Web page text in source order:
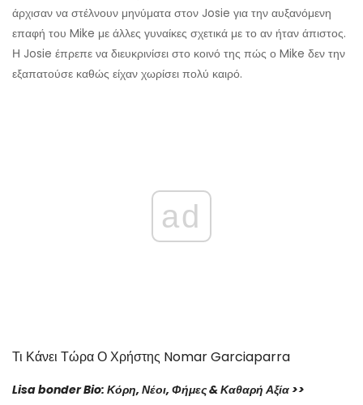
άρχισαν να στέλνουν μηνύματα στον Josie για την αυξανόμενη
επαφή του Mike με άλλες γυναίκες σχετικά με το αν ήταν άπιστος.
Η Josie έπρεπε να διευκρινίσει στο κοινό της πώς ο Mike δεν την
εξαπατούσε καθώς είχαν χωρίσει πολύ καιρό.
ad
Τι Κάνει Τώρα Ο Χρήστης Nomar Garciaparra
Lisa bonder Bio: Κόρη, Νέοι, Φήμες & Καθαρή Αξία >>